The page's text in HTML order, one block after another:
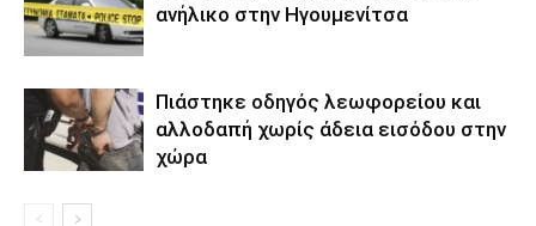
ανήλικο στην Ηγουμενίτσα
Πιάστηκε οδηγός λεωφορείου και
αλλοδαπή χωρίς άδεια εισόδου στην
χώρα